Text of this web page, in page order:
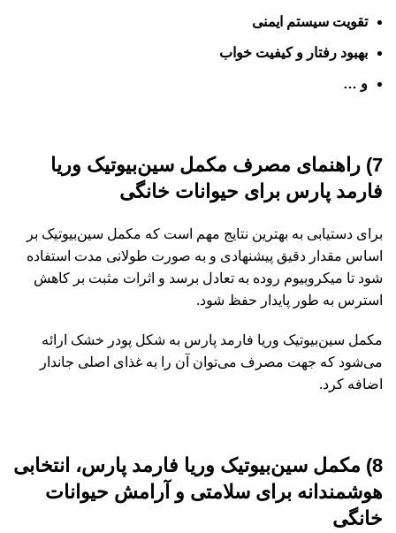
تقویت سیستم ایمنی
بهبود رفتار و کیفیت خواب
و …
7) راهنمای مصرف مکمل سین‌بیوتیک وریا
فارمد پارس برای حیوانات خانگی
برای دستیابی به بهترین نتایج مهم است که مکمل سین‌بیوتیک بر
اساس مقدار دقیق پیشنهادی و به صورت طولانی مدت استفاده
شود تا میکروبیوم روده به تعادل برسد و اثرات مثبت بر کاهش
استرس به طور پایدار حفظ شود.
مکمل سین‌بیوتیک وریا فارمد پارس به شکل پودر خشک ارائه
می‌شود که جهت مصرف می‌توان آن را به غذای اصلی جاندار
اضافه کرد.
8) مکمل سین‌بیوتیک وریا فارمد پارس، انتخابی
هوشمندانه برای سلامتی و آرامش حیوانات
خانگی